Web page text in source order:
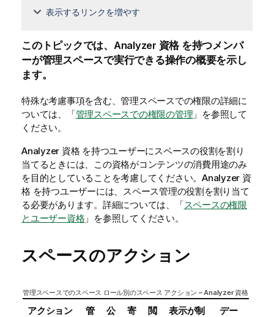
表示するリンクを増やす
このトピックでは、Analyzer 資格 を持つメンバ
ーが管理スペースで実行できる操作の概要を示し
ます。
特殊な考慮事項を含む、管理スペースでの権限の詳細に
ついては、「管理スペースでの権限の管理 」を参照して
ください。
Analyzer 資格 を持つユーザーにスペースの役割を割り
当てるときには、この資格がコンテンツの消費用途のみ
を目的としていることを考慮してください。Analyzer 資
格 を持つユーザーには、スペース管理の役割を割り当て
る必要があります。詳細については、「スペースの権限
とユーザー資格 」を参照してください。
スペースのアクション
管理スペースでのスペース ロール別のスペース アクション – Analyzer 資格
アクション
管
公
寄
閲
表示が制
デー